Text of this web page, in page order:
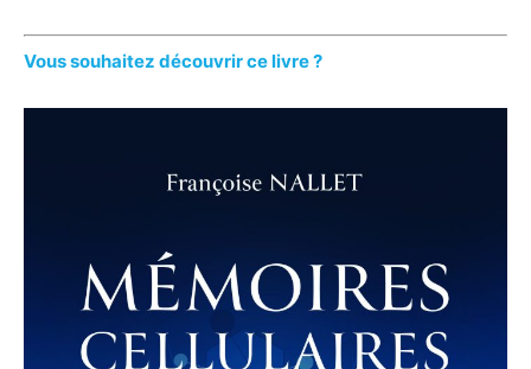
Vous souhaitez découvrir ce livre ?